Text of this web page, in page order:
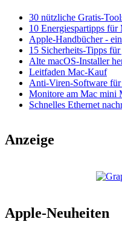
30 nützliche Gratis-
10 Energiespartipps
Apple-Handbücher -
15 Sicherheits-Tipps
Alte macOS-Installer
Leitfaden Mac-Kauf
Anti-Viren-Software für
Monitore am Mac mini
Schnelles Ethernet
Anzeige
Apple-Neuheiten